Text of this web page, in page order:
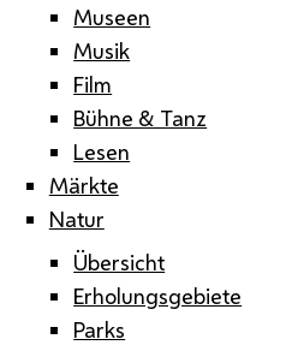
Museen
Musik
Film
Bühne & Tanz
Lesen
Märkte
Natur
Übersicht
Erholungsgebiete
Parks